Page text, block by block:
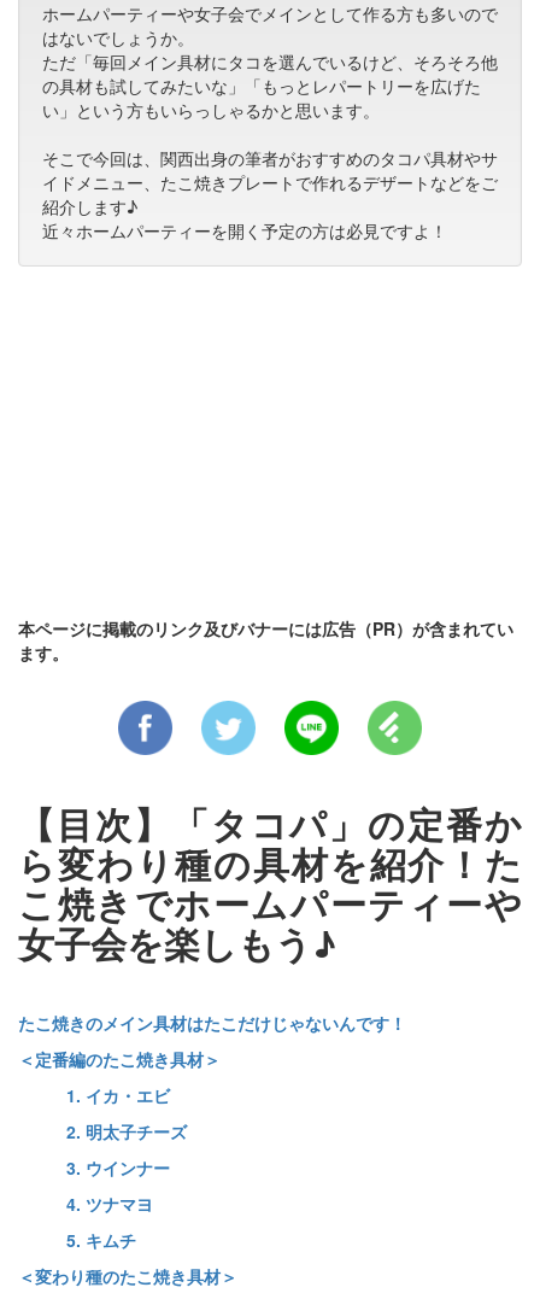
ホームパーティーや女子会でメインとして作る方も多いので
はないでしょうか。
ただ「毎回メイン具材にタコを選んでいるけど、そろそろ他
の具材も試してみたいな」「もっとレパートリーを広げた
い」という方もいらっしゃるかと思います。
そこで今回は、関西出身の筆者がおすすめのタコパ具材やサ
イドメニュー、たこ焼きプレートで作れるデザートなどをご
紹介します♪
近々ホームパーティーを開く予定の方は必見ですよ！
本ページに掲載のリンク及びバナーには広告（PR）が含まれてい
ます。
【目次】「タコパ」の定番か
ら変わり種の具材を紹介！た
こ焼きでホームパーティーや
女子会を楽しもう♪
たこ焼きのメイン具材はたこだけじゃないんです！
＜定番編のたこ焼き具材＞
1. イカ・エビ
2. 明太子チーズ
3. ウインナー
4. ツナマヨ
5. キムチ
＜変わり種のたこ焼き具材＞